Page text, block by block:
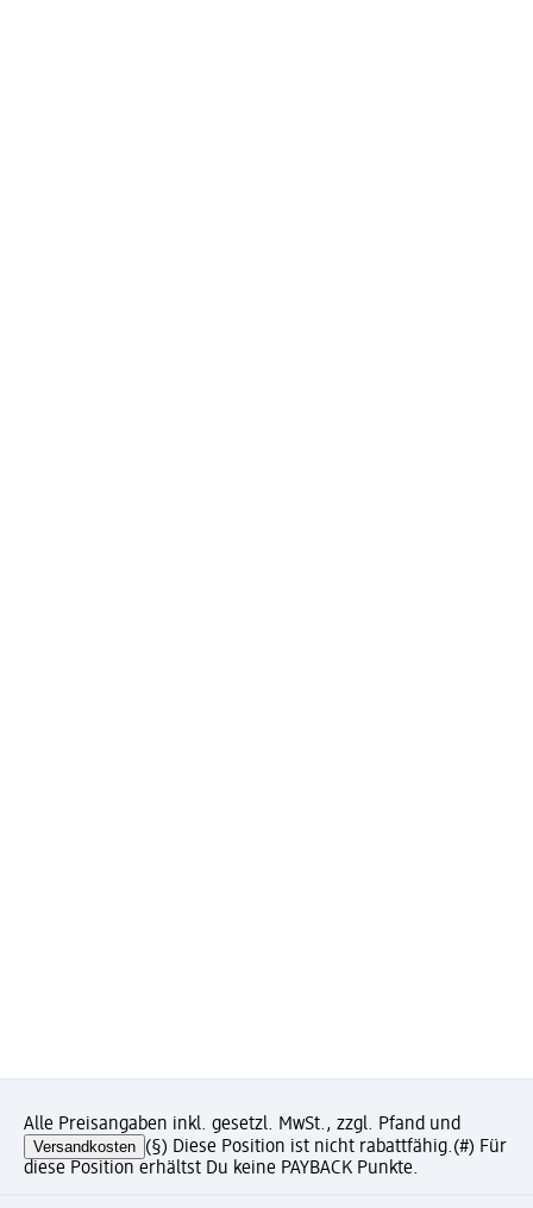
Alle Preisangaben inkl. gesetzl. MwSt., zzgl. Pfand und
Versandkosten (§) Diese Position ist nicht rabattfähig.(#) Für
diese Position erhältst Du keine PAYBACK Punkte.